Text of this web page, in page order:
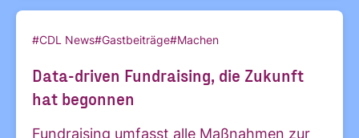
#CDL News#Gastbeiträge#Machen
Data-driven Fundraising, die Zukunft
hat begonnen
Fundraising umfasst alle Maßnahmen zur